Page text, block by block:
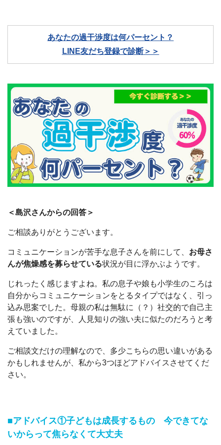
あなたの過干渉度は何パーセント？
LINE友だち登録で診断＞＞
＜島沢さんからの回答＞
ご相談ありがとうございます。
コミュニケーションが苦手な息子さんを前にして、 お母さ
んが焦燥感を募らせている状況が目に浮かぶようです。
じれったく感じますよね。私の息子や娘も小学生のころは
自分からコミュニケーションをとるタイプではなく、引っ
込み思案でした。母親の私は無駄に（？）社交的で自己主
張も強いのですが、人見知りの強い夫に似たのだろうと考
えていました。
ご相談文だけの理解なので、多少こちらの思い違いがある
かもしれませんが、私から3つほどアドバイスさせてくだ
さい。
■アドバイス①子どもは成長するもの 今できてな
いからって焦らなくて大丈夫